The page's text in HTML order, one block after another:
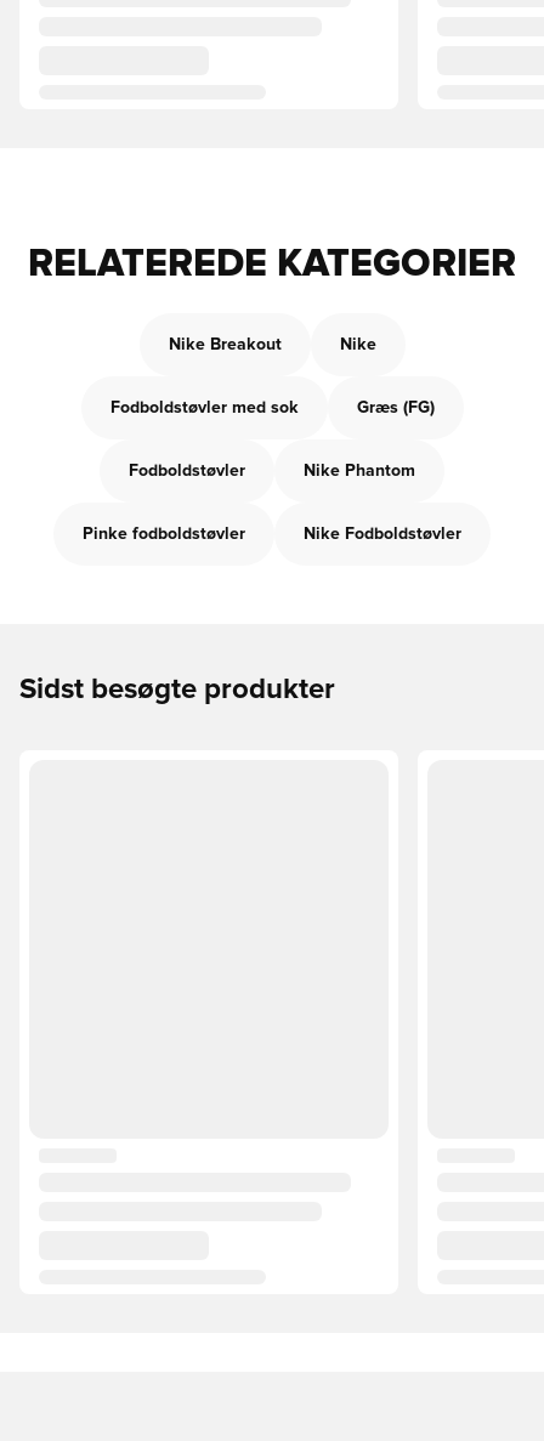
RELATEREDE KATEGORIER
Nike Breakout Nike
Fodboldstøvler med sok Græs (FG)
Fodboldstøvler Nike Phantom
Pinke fodboldstøvler Nike Fodboldstøvler
Sidst besøgte produkter